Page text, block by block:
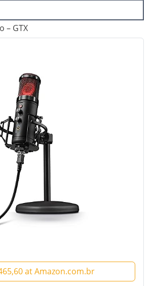
– GTX
at Amazon.com.br